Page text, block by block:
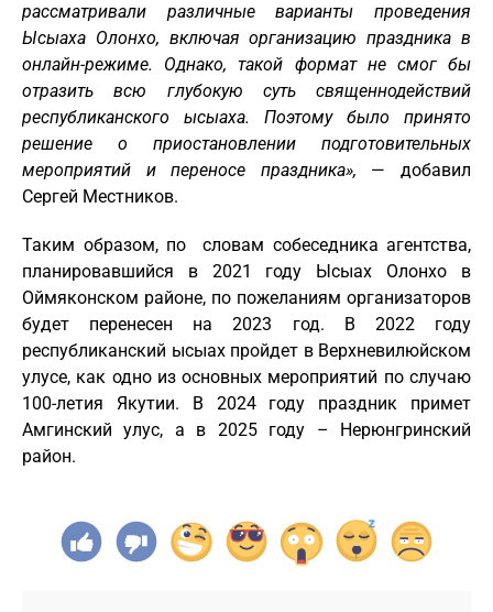
рассматривали различные варианты проведения
Ысыаха Олонхо, включая организацию праздника в
онлайн-режиме. Однако, такой формат не смог бы
отразить всю глубокую суть священнодействий
республиканского ысыаха. Поэтому было принято
решение о приостановлении подготовительных
мероприятий и переносе праздника», — добавил
Сергей Местников.
Таким образом, по словам собеседника агентства,
планировавшийся в 2021 году Ысыах Олонхо в
Оймяконском районе, по пожеланиям организаторов
будет перенесен на 2023 год. В 2022 году
республиканский ысыах пройдет в Верхневилюйском
улусе, как одно из основных мероприятий по случаю
100-летия Якутии. В 2024 году праздник примет
Амгинский улус, а в 2025 году – Нерюнгринский
район.